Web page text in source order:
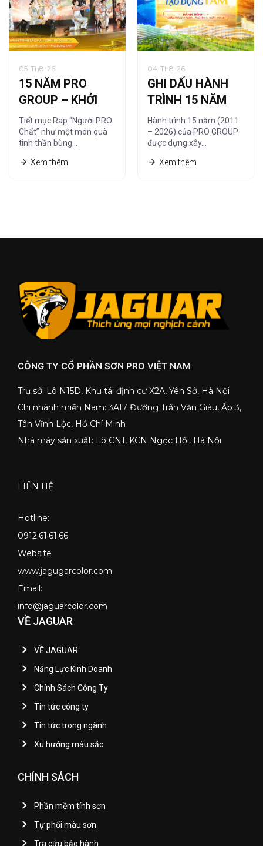
05-Th8-26
15 NĂM PRO
GROUP – KHỞI
NGUỒN TỪ
“NGƯỜI PRO
CHẤT”
Tiết mục Rap “Người PRO
Chất” như một món quà
tinh thần bùng…
Xem thêm
04-Th8-26
GHI DẤU HÀNH
TRÌNH 15 NĂM
CÙNG HỆ THỐNG
NHÀ PHÂN PHỐI
Hành trình 15 năm (2011
– 2026) của PRO GROUP
được dựng xây…
Xem thêm
CÔNG TY CỔ PHẦN SƠN PRO VIỆT NAM
Trụ sở: Lô N15D, Khu tái định cư X2A, Yên Sở, Hà Nội
Chi nhánh miền Nam: 3A17 Đường Trần Văn Giàu, Ấp 3,
Tân Vĩnh Lộc, Hồ Chí Minh
Nhà máy sản xuất: Lô CN1, KCN Ngọc Hồi, Hà Nội
LIÊN HỆ
Hotline:
0912.61.61.66
Website
www.jagugarcolor.com
Email:
info@jaguarcolor.com
VỀ JAGUAR
VỀ JAGUAR
Năng Lực Kinh Doanh
Chính Sách Công Ty
Tin tức công ty
Tin tức trong ngành
Xu hướng màu sắc
CHÍNH SÁCH
Phần mềm tính sơn
Tự phối màu sơn
Tra cứu bảo hành